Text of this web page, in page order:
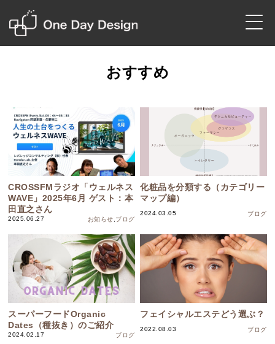
おすすめ
CROSSFMラジオ「ウェルネス
WAVE」2025年6月 ゲスト：本
田直之さん
2025.06.27 お知らせ ブログ
化粧品を分類する（カテゴリー
マップ編）
2024.03.05 ブログ
スーパーフードOrganic
Dates（種抜き）のご紹介
2024.02.17 ブログ
フェイシャルエステどう選ぶ？
2022.08.03 ブログ